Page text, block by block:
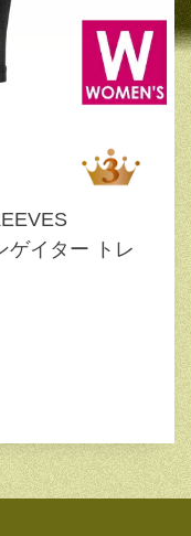
ゲイター トレ